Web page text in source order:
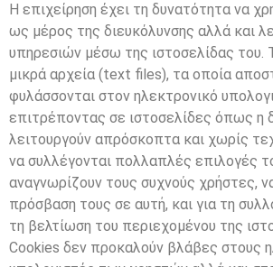
Η επιχείρηση έχει τη δυνατότητα να
ως μέρος της διευκόλυνσης αλλά και
υπηρεσιών μέσω της ιστοσελίδας του.
μικρά αρχεία (text files), τα οποία
φυλάσσονται στον ηλεκτρονικό
επιτρέποντας σε ιστοσελίδες όπως η
λειτουργούν απρόσκοπτα και χωρίς
να συλλέγονται πολλαπλές επιλογές
αναγνωρίζουν τους συχνούς χρήστες,
πρόσβαση τους σε αυτή, και για τη
τη βελτίωση του περιεχομένου της
Cookies δεν προκαλούν βλάβες στους